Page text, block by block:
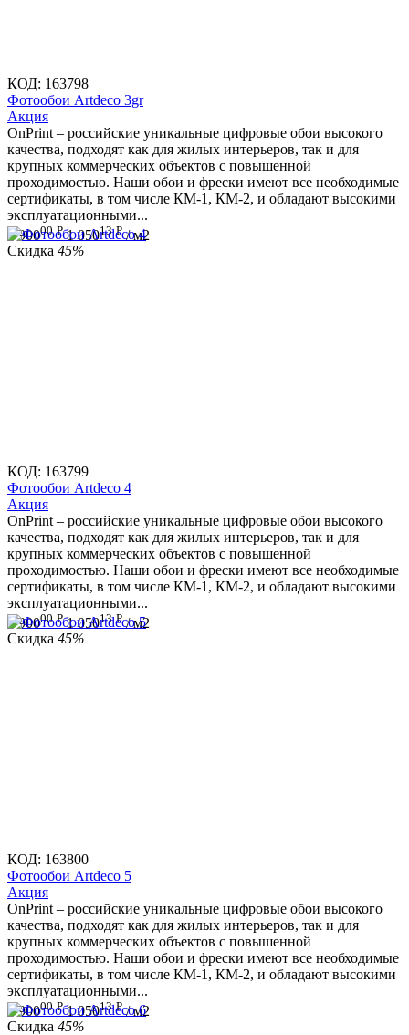
КОД: 163798
Фотообои Artdeco 3gr
Aкция
OnPrint – российские уникальные цифровые обои высокого
качества, подходят как для жилых интерьеров, так и для
крупных коммерческих объектов с повышенной
проходимостью. Наши обои и фрески имеют все необходимые
сертификаты, в том числе КМ-1, КМ-2, и обладают высокими
эксплуатационными...
1 90000 Р 1 05013 Р / м2
Скидка 45%
КОД: 163799
Фотообои Artdeco 4
Aкция
OnPrint – российские уникальные цифровые обои высокого
качества, подходят как для жилых интерьеров, так и для
крупных коммерческих объектов с повышенной
проходимостью. Наши обои и фрески имеют все необходимые
сертификаты, в том числе КМ-1, КМ-2, и обладают высокими
эксплуатационными...
1 90000 Р 1 05013 Р / м2
Скидка 45%
КОД: 163800
Фотообои Artdeco 5
Aкция
OnPrint – российские уникальные цифровые обои высокого
качества, подходят как для жилых интерьеров, так и для
крупных коммерческих объектов с повышенной
проходимостью. Наши обои и фрески имеют все необходимые
сертификаты, в том числе КМ-1, КМ-2, и обладают высокими
эксплуатационными...
1 90000 Р 1 05013 Р / м2
Скидка 45%